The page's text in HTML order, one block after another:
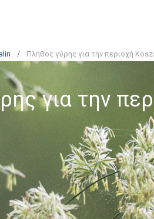
/ Πλήθος γύρης για την περιοχή
για την